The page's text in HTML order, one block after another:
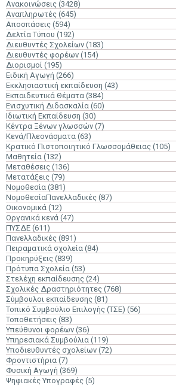
Ανακοινώσεις (3428)
Αναπληρωτές (645)
Αποσπάσεις (594)
Δελτία Τύπου (192)
Διευθυντές Σχολείων (183)
Διευθυντές φορέων (154)
Διορισμοί (195)
Ειδική Αγωγή (266)
Εκκλησιαστική εκπαίδευση (43)
Εκπαιδευτικά Θέματα (384)
Ενισχυτική Διδασκαλία (60)
Ιδιωτική Εκπαίδευση (30)
Κέντρα Ξένων γλωσσών (7)
Κενά/Πλεονάσματα (63)
Κρατικό Πιστοποιητικό Γλωσσομάθειας (105)
Μαθητεία (132)
Μεταθέσεις (136)
Μετατάξεις (79)
Νομοθεσία (381)
ΝομοθεσίαΠανελλαδικές (87)
Οικονομικά (12)
Οργανικά κενά (47)
ΠΥΣΔΕ (611)
Πανελλαδικές (891)
Πειραματικά σχολεία (84)
Προκηρύξεις (839)
Πρότυπα Σχολεία (53)
Στελέχη εκπαίδευσης (24)
Σχολικές Δραστηριότητες (768)
Σύμβουλοι εκπαίδευσης (81)
Τοπικό Συμβούλιο Επιλογής (ΤΣΕ) (56)
Τοποθετήσεις (83)
Υπεύθυνοι φορέων (36)
Υπηρεσιακά Συμβούλια (119)
Υποδιευθυντές σχολείων (72)
Φροντιστήρια (7)
Φυσική Αγωγή (369)
Ψηφιακές Υπογραφές (5)